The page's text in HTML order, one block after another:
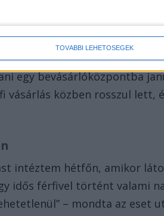
TOVÁBBI LEHETŐSÉGEK
A történteket a
gyanúja nem merült
egy bevásárlóközpontba
vásárlás közben rosszul
intéztem hétfőn, amikor
idős férfivel történt valami
– mondta az eset